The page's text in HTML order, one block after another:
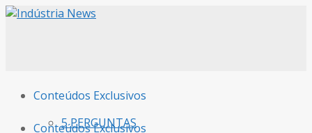
Conteúdos Exclusivos
5 PERGUNTAS
Conteúdos Exclusivos